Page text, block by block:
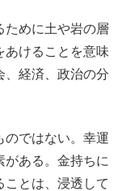
ために土や岩の層
あけることを意味
、経済、政治の分
のではない。幸運
がある。金持ちに
ことは、浸透して